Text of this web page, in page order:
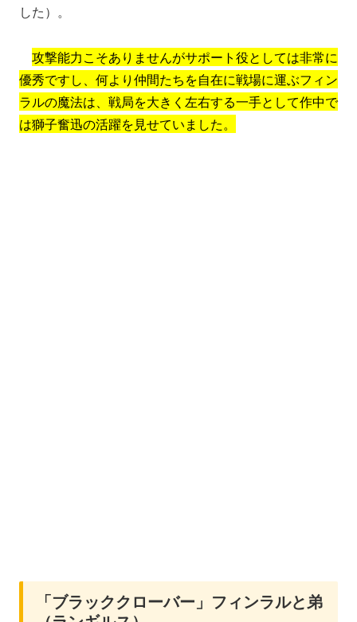
した）。
攻撃能力こそありませんがサポート役としては非常に
優秀ですし、何より仲間たちを自在に戦場に運ぶフィン
ラルの魔法は、戦局を大きく左右する一手として作中で
は獅子奮迅の活躍を見せていました。
「ブラッククローバー」フィンラルと弟